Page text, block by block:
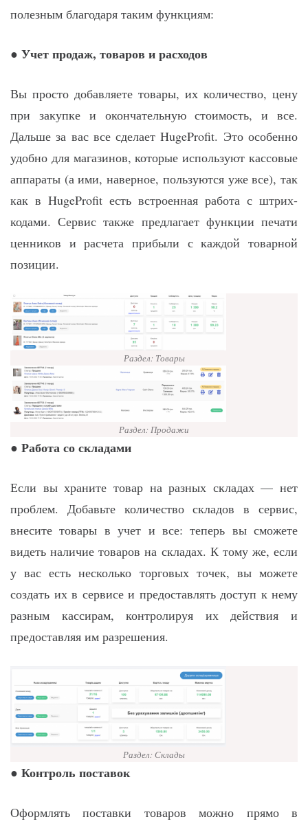
полезным благодаря таким функциям:
● Учет продаж, товаров и расходов
Вы просто добавляете товары, их количество, цену
при закупке и окончательную стоимость, и все.
Дальше за вас все сделает HugeProfit. Это особенно
удобно для магазинов, которые используют кассовые
аппараты (а ими, наверное, пользуются уже все), так
как в HugeProfit есть встроенная работа с штрих-
кодами. Сервис также предлагает функции печати
ценников и расчета прибыли с каждой товарной
позиции.
Раздел: Товары
Раздел: Продажи
● Работа со складами
Если вы храните товар на разных складах — нет
проблем. Добавьте количество складов в сервис,
внесите товары в учет и все: теперь вы сможете
видеть наличие товаров на складах. К тому же, если
у вас есть несколько торговых точек, вы можете
создать их в сервисе и предоставлять доступ к нему
разным кассирам, контролируя их действия и
предоставляя им разрешения.
Раздел: Склады
● Контроль поставок
Оформлять поставки товаров можно прямо в